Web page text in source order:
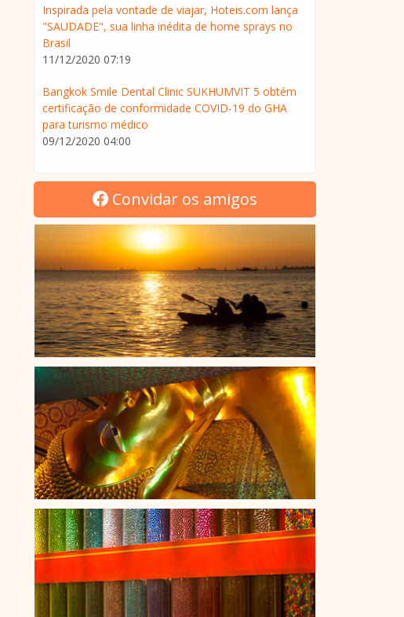
Inspirada pela vontade de viajar, Hoteis.com lança
"SAUDADE", sua linha inédita de home sprays no
Brasil
11/12/2020 07:19
Bangkok Smile Dental Clinic SUKHUMVIT 5 obtém
certificação de conformidade COVID-19 do GHA
para turismo médico
09/12/2020 04:00
Convidar os amigos